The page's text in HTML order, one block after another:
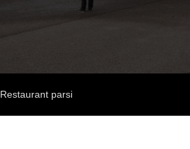
Restaurant parsi